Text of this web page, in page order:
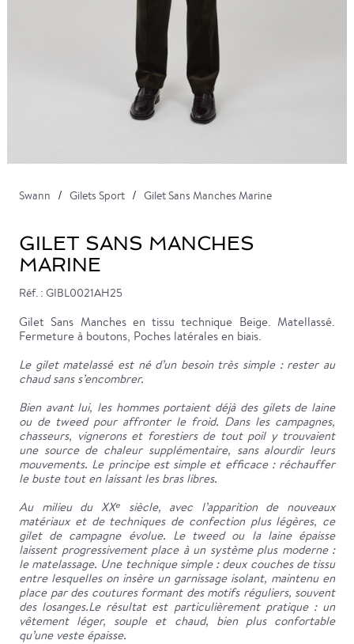
Swann Gilets Sport Gilet Sans Manches Marine
GILET SANS MANCHES
MARINE
Réf. : GIBL0021AH25
Gilet Sans Manches en tissu technique Beige. Matellassé.
Fermeture à boutons, Poches latérales en biais.
Le gilet matelassé est né d’un besoin très simple : rester au
chaud sans s’encombrer.
Bien avant lui, les hommes portaient déjà des gilets de laine
ou de tweed pour affronter le froid. Dans les campagnes,
chasseurs, vignerons et forestiers de tout poil y trouvaient
une source de chaleur supplémentaire, sans alourdir leurs
mouvements. Le principe est simple et efficace : réchauffer
le buste tout en laissant les bras libres.
Au milieu du XXᵉ siècle, avec l’apparition de nouveaux
matériaux et de techniques de confection plus légères, ce
gilet de campagne évolue. Le tweed ou la laine épaisse
laissent progressivement place à un système plus moderne :
le matelassage. Une technique simple : deux couches de tissu
entre lesquelles on insère un garnissage isolant, maintenu en
place par des coutures formant des motifs réguliers, souvent
des losanges.Le résultat est particulièrement pratique : un
vêtement léger, souple et chaud, bien plus confortable
qu’une veste épaisse.